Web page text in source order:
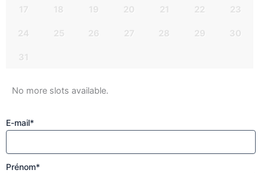
17 18 19 20 21 22 23
24 25 26 27 28 29 30
31
No more slots available.
E-mail*
Prénom*